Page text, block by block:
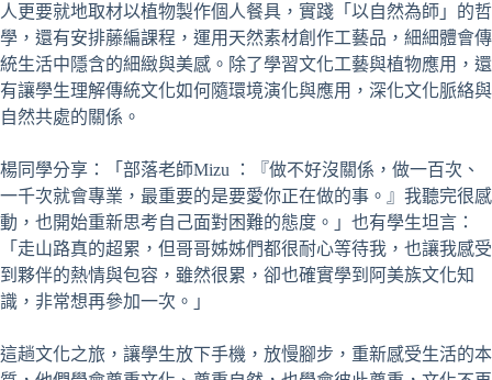
人更要就地取材以植物製作個人餐具，實踐「以自然為師」的哲
學，還有安排藤編課程，運用天然素材創作工藝品，細細體會傳
統生活中隱含的細緻與美感。除了學習文化工藝與植物應用，還
有讓學生理解傳統文化如何隨環境演化與應用，深化文化脈絡與
自然共處的關係。
楊同學分享：「部落老師Mizu ：『做不好沒關係，做一百次、
一千次就會專業，最重要的是要愛你正在做的事。』我聽完很感
動，也開始重新思考自己面對困難的態度。」也有學生坦言：
「走山路真的超累，但哥哥姊姊們都很耐心等待我，也讓我感受
到夥伴的熱情與包容，雖然很累，卻也確實學到阿美族文化知
識，非常想再參加一次。」
這趟文化之旅，讓學生放下手機，放慢腳步，重新感受生活的本